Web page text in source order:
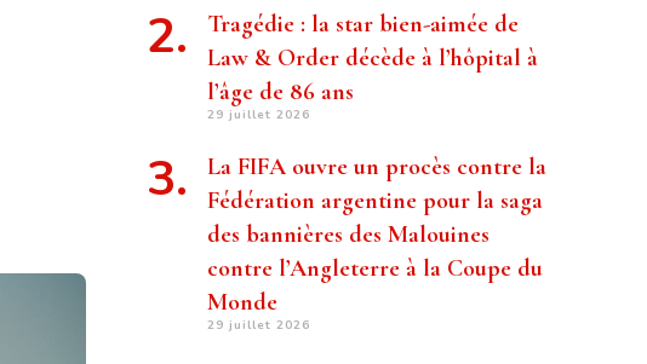
Tragédie : la star bien-aimée de
Law & Order décède à l’hôpital à
l’âge de 86 ans
29 juillet 2026
La FIFA ouvre un procès contre la
Fédération argentine pour la saga
des bannières des Malouines
contre l’Angleterre à la Coupe du
Monde
29 juillet 2026